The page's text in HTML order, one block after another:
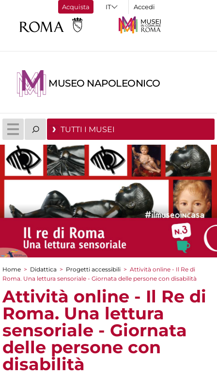
Acquista Accedi
MUSEO NAPOLEONICO
TUTTI I MUSEI
Tu sei qui
Home > Didattica > Progetti accessibili > Attività online - Il Re di
Roma. Una lettura sensoriale - Giornata delle persone con disabilità
Attività online - Il Re di
Roma. Una lettura
sensoriale - Giornata
delle persone con
disabilità